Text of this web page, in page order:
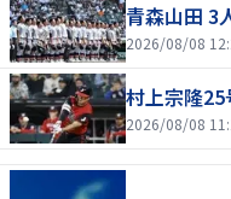
青森山田 3
2026/08/08
村上宗隆
2026/08/08